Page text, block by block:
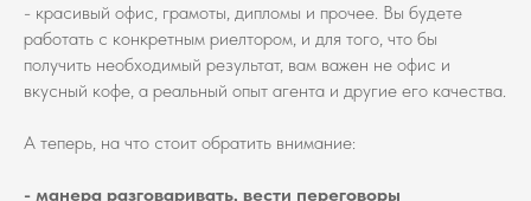
- красивый офис, грамоты, дипломы и прочее. Вы будете
работать с конкретным риелтором, и для того, что бы
получить необходимый результат, вам важен не офис и
вкусный кофе, а реальный опыт агента и другие его качества.
А теперь, на что стоит обратить внимание:
- манера разговаривать, вести переговоры